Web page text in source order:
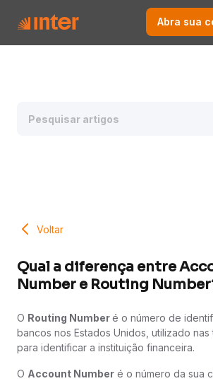
Abra sua
Voltar
Qual a diferença entre
Number e Routing
O Routing Numberé o número de
bancos nos Estados Unidos, utilizado
para identificar a instituição financeira.
O Account Number é o número da sua